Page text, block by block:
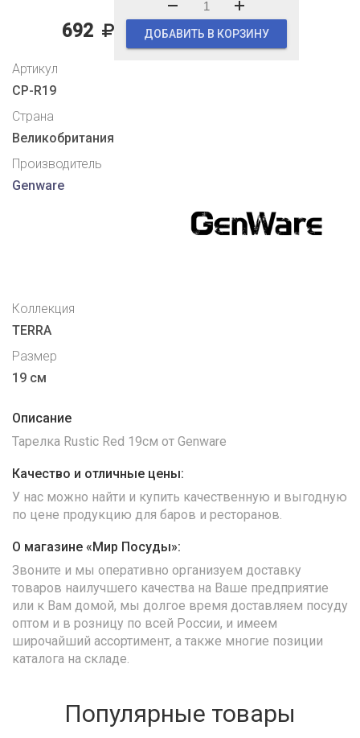
692 ДОБАВИТЬ В КОРЗИНУ
Артикул
CP-R19
Страна
Великобритания
Производитель
Genware
Коллекция
TERRA
Размер
19 см
Описание
Тарелка Rustic Red 19см от Genware
Качество и отличные цены:
У нас можно найти и купить качественную и выгодную
по цене продукцию для баров и ресторанов.
О магазине «Мир Посуды»:
Звоните и мы оперативно организуем доставку
товаров наилучшего качества на Ваше предприятие
или к Вам домой, мы долгое время доставляем посуду
оптом и в розницу по всей России, и имеем
широчайший ассортимент, а также многие позиции
каталога на складе.
Популярные товары